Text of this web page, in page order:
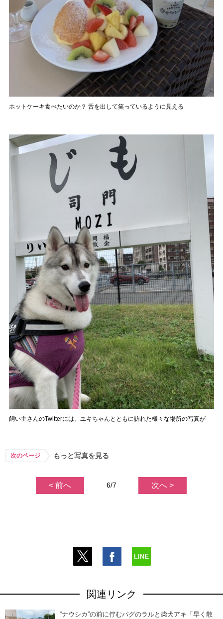
ホットケーキ食べたいのか？ 舌を出して笑っているように見える
飼い主さんのTwitterには、ユキちゃんとともに訪れた様々な場所の写真が
次のページ もっと写真を見る
< 前へ 6/7 次へ >
関連リンク
“ナウシカ”の前に佇むパグのラルと柴犬アキ「早く散